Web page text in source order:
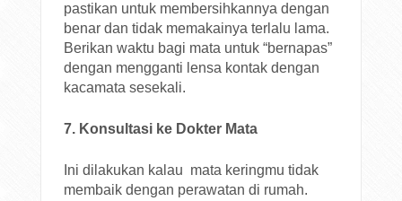
pastikan untuk membersihkannya dengan
benar dan tidak memakainya terlalu lama.
Berikan waktu bagi mata untuk “bernapas”
dengan mengganti lensa kontak dengan
kacamata sesekali.
7. Konsultasi ke Dokter Mata
Ini dilakukan kalau mata keringmu tidak
membaik dengan perawatan di rumah.